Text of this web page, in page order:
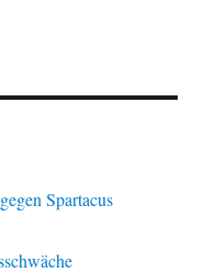
Spartacus